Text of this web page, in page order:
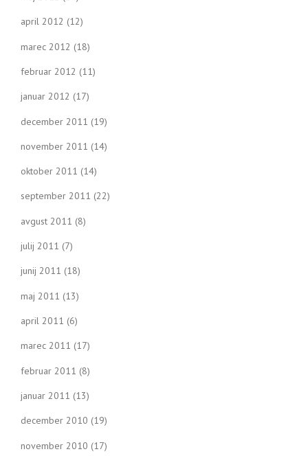
april 2012 (12)
marec 2012 (18)
februar 2012 (11)
januar 2012 (17)
december 2011 (19)
november 2011 (14)
oktober 2011 (14)
september 2011 (22)
avgust 2011 (8)
julij 2011 (7)
junij 2011 (18)
maj 2011 (13)
april 2011 (6)
marec 2011 (17)
februar 2011 (8)
januar 2011 (13)
december 2010 (19)
november 2010 (17)